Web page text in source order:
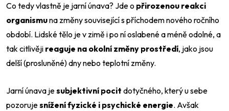
Co tedy vlastně je jarní únava? Jde o přirozenou reakci
organismuna změny související s příchodem nového ročního
období. Lidské tělo je v zimě i po ní oslabené a méně odolné, a
tak citlivěji reaguje na okolní změny prostředí, jako jsou
delší (prosluněné) dny nebo teplotní změny.
Jarní únava jesubjektivní pocit dotyčného, který u sebe
pozorujesnížení fyzické i psychické energie. Avšak